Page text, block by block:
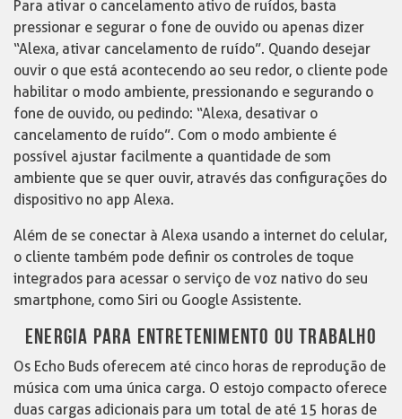
Para ativar o cancelamento ativo de ruídos, basta
pressionar e segurar o fone de ouvido ou apenas dizer
“Alexa, ativar cancelamento de ruído”. Quando desejar
ouvir o que está acontecendo ao seu redor, o cliente pode
habilitar o modo ambiente, pressionando e segurando o
fone de ouvido, ou pedindo: “Alexa, desativar o
cancelamento de ruído”. Com o modo ambiente é
possível ajustar facilmente a quantidade de som
ambiente que se quer ouvir, através das configurações do
dispositivo no app Alexa.
Além de se conectar à Alexa usando a internet do celular,
o cliente também pode definir os controles de toque
integrados para acessar o serviço de voz nativo do seu
smartphone, como Siri ou Google Assistente.
ENERGIA PARA ENTRETENIMENTO OU TRABALHO
Os Echo Buds oferecem até cinco horas de reprodução de
música com uma única carga. O estojo compacto oferece
duas cargas adicionais para um total de até 15 horas de